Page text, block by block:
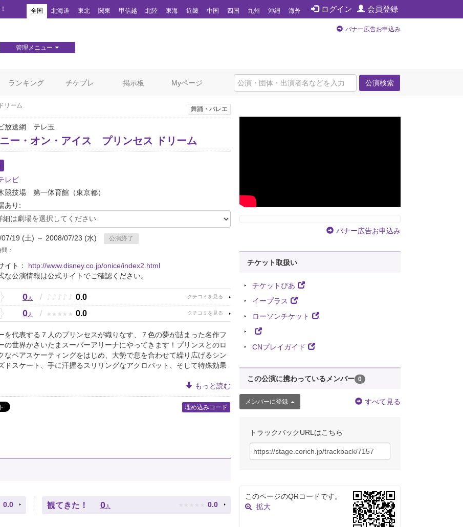
ログイン 会員登録
全国 北海道 東北 関東 甲信越 北陸 東海 近畿 中国 四国 九州 沖縄 海外
管理メニュー
バナー広告お申込み
公演検索
ランキング チケプレ 掲示板 Myページ
リーム 舞踊・バレエ
放送網 テレ玉
ー・オン・アイス プリンセス ドリーム
レビ
競技場 第一体育館 （東京都）
あり:
07/19 (土) ～ 2008/07/23 (水)
公演終了
：
イト： http://www.disney.co.jp/onice/index2.html
な公演情報は公式サイトでご確認ください。
0人 / ♪ ♪ ♪ ♪ ♪ 0.0
0人 / ★ ★ ★ ★ ★ 0.0
を代表する７人のプリンセスが織りなす、７色の夢が詰まった名作フ
の世界がさいたまスーパーアリーナにやってきます！プリンスとのロ
なペアスケーティングをはじめ、大勢で息を合わせて繰り広げるシン
ドスケート、手に汗握るスリリングなアクロバット、そして特殊効果
もっと読む
埋め込みコード
0.0 観てきた！ 0 人 ★ ★ ★ ★ ★ 0.0
バナー広告お申込み
チケット取扱い
チケットぴあ
イープラス
ローソンチケット
CNプレイガイド
この公演に携わっているメンバー 0
メンバーに登録 すべて見る
トラックバックURLはこちら
このページのQRコードです。
拡大